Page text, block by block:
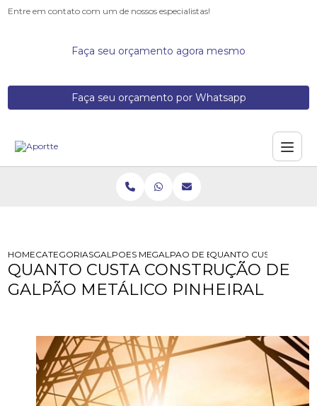
Entre em contato com um de nossos especialistas!
Faça seu orçamento agora mesmo
Faça seu orçamento por Whatsapp
HOMECATEGORIASGALPOES METALICOSGALPAO DE ESTRUTURA METALICA
QUANTO CUSTA
QUANTO CUSTA CONSTRUÇÃO DE
GALPÃO METÁLICO PINHEIRAL